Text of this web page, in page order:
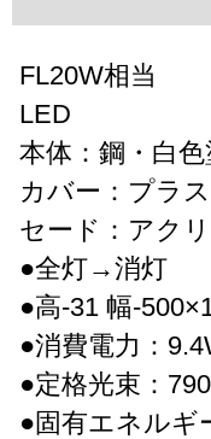
FL20W相当
LED
本体：鋼・白色
カバー：プラ
セード：アク
●全灯→消灯
●高-31 幅-
●消費電力：
●定格光束：
●固有エネルギ